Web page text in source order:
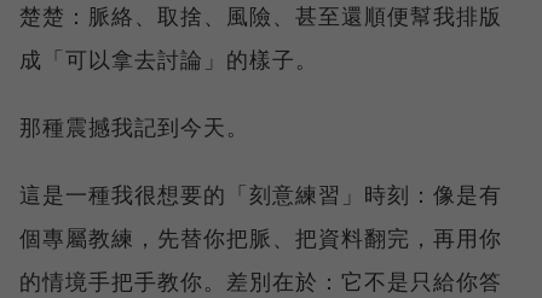
楚楚：脈絡、取捨、風險、甚至還順便幫我排版
成「可以拿去討論」的樣子。
那種震撼我記到今天。
這是一種我很想要的「刻意練習」時刻：像是有
個專屬教練，先替你把脈、把資料翻完，再用你
的情境手把手教你。差別在於：它不是只給你答